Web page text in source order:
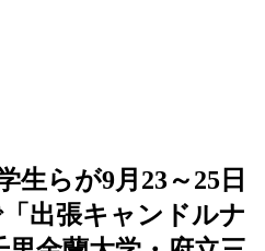
生らが9月23～25日
出張キャンドルナ